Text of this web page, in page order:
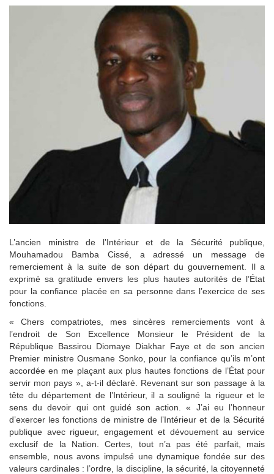
L’ancien ministre de l’Intérieur et de la Sécurité publique,
Mouhamadou Bamba Cissé, a adressé un message de
remerciement à la suite de son départ du gouvernement. Il a
exprimé sa gratitude envers les plus hautes autorités de l’État
pour la confiance placée en sa personne dans l’exercice de ses
fonctions.
« Chers compatriotes, mes sincères remerciements vont à
l’endroit de Son Excellence Monsieur le Président de la
République Bassirou Diomaye Diakhar Faye et de son ancien
Premier ministre Ousmane Sonko, pour la confiance qu’ils m’ont
accordée en me plaçant aux plus hautes fonctions de l’État pour
servir mon pays », a-t-il déclaré. Revenant sur son passage à la
tête du département de l’Intérieur, il a souligné la rigueur et le
sens du devoir qui ont guidé son action. « J’ai eu l’honneur
d’exercer les fonctions de ministre de l’Intérieur et de la Sécurité
publique avec rigueur, engagement et dévouement au service
exclusif de la Nation. Certes, tout n’a pas été parfait, mais
ensemble, nous avons impulsé une dynamique fondée sur des
valeurs cardinales : l’ordre, la discipline, la sécurité, la citoyenneté